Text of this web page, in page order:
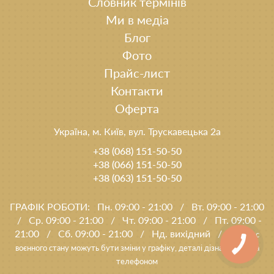
Ми в медіа
Блог
Фото
Прайс-лист
Контакти
Оферта
Україна, м. Київ, вул. Трускавецька 2а
+38 (068) 151-50-50
+38 (066) 151-50-50
+38 (063) 151-50-50
ГРАФІК РОБОТИ: Пн. 09:00 - 21:00 /
Вт. 09:00 - 21:00
/
Ср. 09:00 - 21:00 / Чт. 09:00 - 21:00 /
Пт. 09:00 -
21:00
/ Сб. 09:00 - 21:00 / Нд. вихідний /
* під час
воєнного стану можуть бути зміни у графіку, деталі дізнавайтеся за
телефоном